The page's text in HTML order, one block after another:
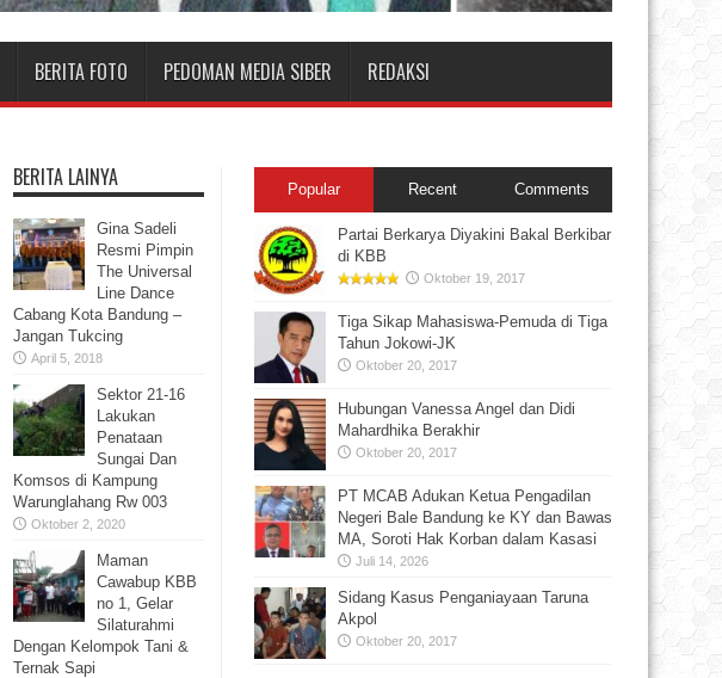
BERITA FOTO PEDOMAN MEDIA SIBER REDAKSI
BERITA LAINYA
Gina Sadeli
Resmi Pimpin
The Universal
Line Dance
Cabang Kota Bandung –
Jangan Tukcing
April 5, 2018
Sektor 21-16
Lakukan
Penataan
Sungai Dan
Komsos di Kampung
Warunglahang Rw 003
Oktober 2, 2020
Maman
Cawabup KBB
no 1, Gelar
Silaturahmi
Dengan Kelompok Tani &
Ternak Sapi
Popular Recent Comments
Partai Berkarya Diyakini Bakal Berkibar
di KBB
Oktober 19, 2017
Tiga Sikap Mahasiswa-Pemuda di Tiga
Tahun Jokowi-JK
Oktober 20, 2017
Hubungan Vanessa Angel dan Didi
Mahardhika Berakhir
Oktober 20, 2017
PT MCAB Adukan Ketua Pengadilan
Negeri Bale Bandung ke KY dan Bawas
MA, Soroti Hak Korban dalam Kasasi
Juli 14, 2026
Sidang Kasus Penganiayaan Taruna
Akpol
Oktober 20, 2017